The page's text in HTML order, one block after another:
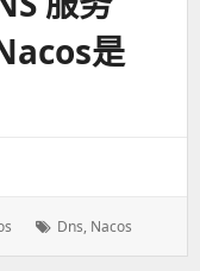
是
标
Dns, Nacos